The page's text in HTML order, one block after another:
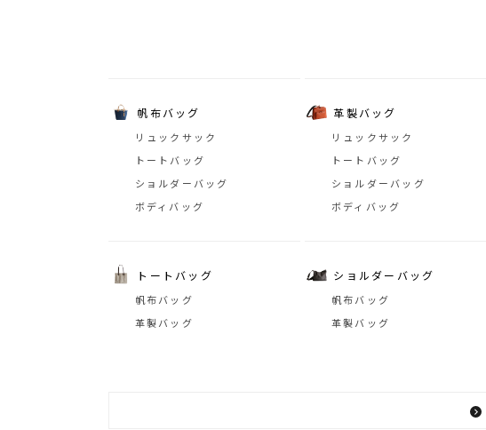
帆布バッグ
リュックサック
トートバッグ
ショルダーバッグ
ボディバッグ
革製バッグ
リュックサック
トートバッグ
ショルダーバッグ
ボディバッグ
トートバッグ
帆布バッグ
革製バッグ
ショルダーバッグ
帆布バッグ
革製バッグ